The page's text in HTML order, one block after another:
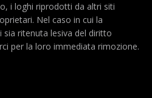
i loghi riprodotti da altri siti
Nel caso in cui la
sia ritenuta lesiva del diritto
per la loro immediata rimozione.